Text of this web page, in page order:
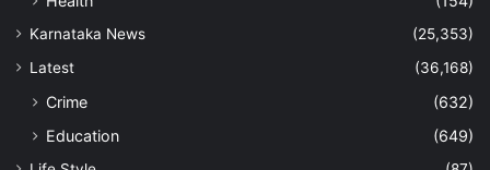
Karnataka News
(25,353)
Latest
(36,168)
Crime
(632)
Education
(649)